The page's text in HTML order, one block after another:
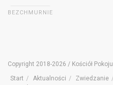
BEZCHMURNIE
Copyright 2018-2026 / Kościół
Start
Aktualności Zwiedzanie